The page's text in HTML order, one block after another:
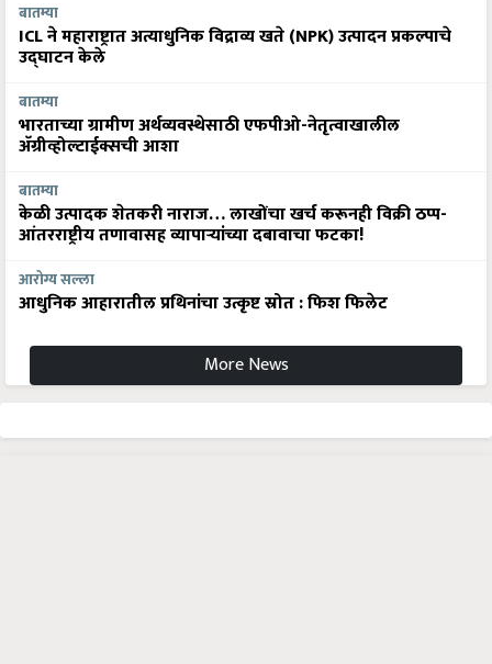
बातम्या
ICL ने महाराष्ट्रात अत्याधुनिक विद्राव्य खते (NPK) उत्पादन प्रकल्पाचे
उद्घाटन केले
बातम्या
भारताच्या ग्रामीण अर्थव्यवस्थेसाठी एफपीओ-नेतृत्वाखालील
अ‍ॅग्रीव्होल्टाईक्सची आशा
बातम्या
केळी उत्पादक शेतकरी नाराज… लाखोंचा खर्च करूनही विक्री ठप्प-
आंतरराष्ट्रीय तणावासह व्यापाऱ्यांच्या दबावाचा फटका!
आरोग्य सल्ला
आधुनिक आहारातील प्रथिनांचा उत्कृष्ट स्रोत : फिश फिलेट
More News